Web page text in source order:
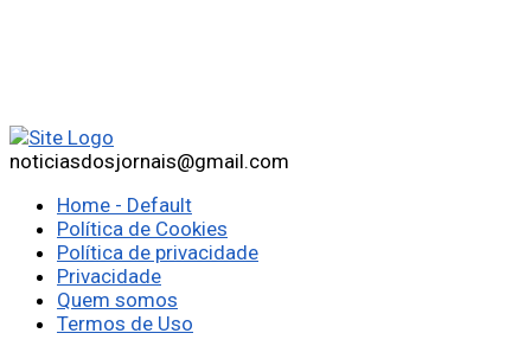
noticiasdosjornais@gmail.com
Home - Default
Política de Cookies
Política de privacidade
Privacidade
Quem somos
Termos de Uso